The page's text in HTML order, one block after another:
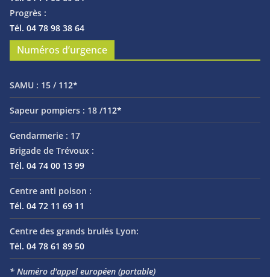
Progrès :
Tél. 04 78 98 38 64
Numéros d’urgence
SAMU : 15 / 112*
Sapeur pompiers : 18 /112*
Gendarmerie : 17
Brigade de Trévoux :
Tél. 04 74 00 13 99
Centre anti poison :
Tél. 04 72 11 69 11
Centre des grands brulés Lyon:
Tél. 04 78 61 89 50
* Numéro d'appel européen (portable)